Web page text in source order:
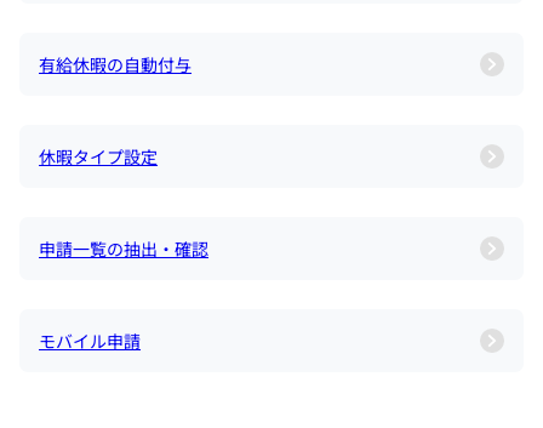
有給休暇の自動付与
休暇タイプ設定
申請一覧の抽出・確認
モバイル申請